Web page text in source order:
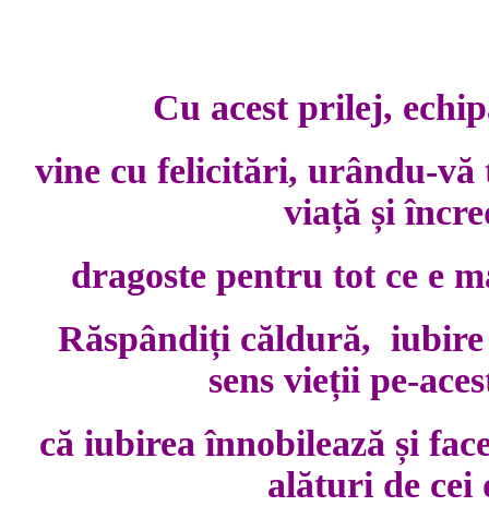
Cu acest prilej,
vine cu felicitări, urându-vă
viață și
dragoste pentru tot ce e
Răspândiți căldură,
sens vieții pe-
că iubirea înnobilează și
alături de cei